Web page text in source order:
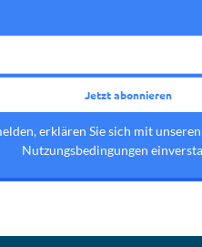
erklären Sie sich mit unseren
Nutzungsbedingungen